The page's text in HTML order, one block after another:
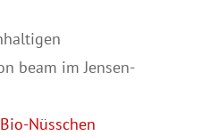
beam im Jensen-
Nüsschen